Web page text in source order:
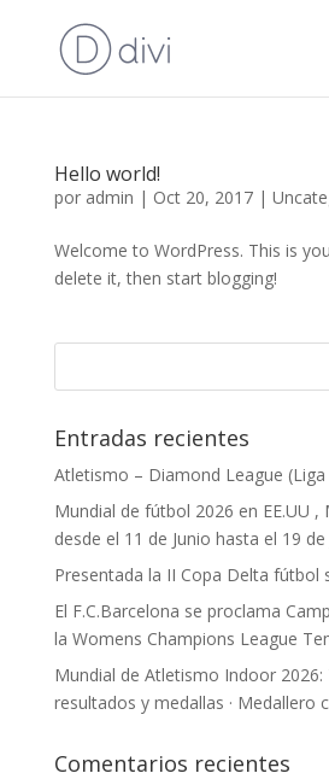
Hello world!
por admin | Oct 20, 2017|
Welcome to WordPress. This is
delete it, then start blogging!
Entradas recientes
Atletismo – Diamond League
Mundial de fútbol 2026 en EE.UU ,
desde el 11 de Junio hasta el 19 de
Presentada la II Copa Delta fútbol
El F.C.Barcelona se proclama
la Womens Champions League
Mundial de Atletismo Indoor
resultados y medallas · Medallero
Comentarios recientes